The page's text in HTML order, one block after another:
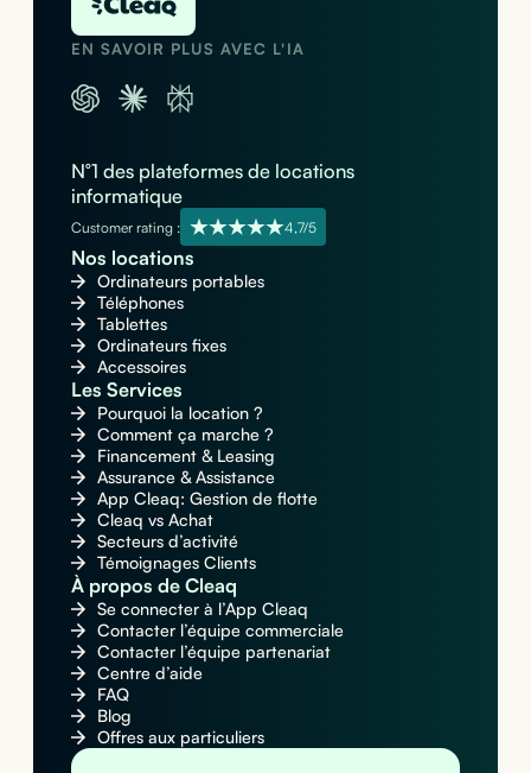
EN SAVOIR PLUS AVEC L'IA
N°1 des plateformes de locations
informatique
Customer rating : 4,7/5
Nos locations
Ordinateurs portables
Téléphones
Tablettes
Ordinateurs fixes
Accessoires
Les Services
Pourquoi la location ?
Comment ça marche ?
Financement & Leasing
Assurance & Assistance
App Cleaq: Gestion de flotte
Cleaq vs Achat
Secteurs d’activité
Témoignages Clients
À propos de Cleaq
Se connecter à l’App Cleaq
Contacter l’équipe commerciale
Contacter l’équipe partenariat
Centre d’aide
FAQ
Blog
Offres aux particuliers